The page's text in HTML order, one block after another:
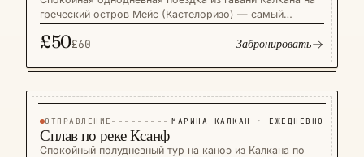
греческий остров Мейс (Кастелоризо) — самый
минутного перехода англоговорящий гид покажет вам
тихие таверны, идеальные для долгого обеда. Тур на
обязателен, а штамп греческого острова — сам по
себе сувенир.
£50£60 Забронировать
ТУРЫ
ОТПРАВЛЕНИЕ МАРИНА КАЛКАН · ЕЖЕДНЕВНО
Сплав по реке Ксанф
Спокойный полудневный тур на каноэ из Калкана по